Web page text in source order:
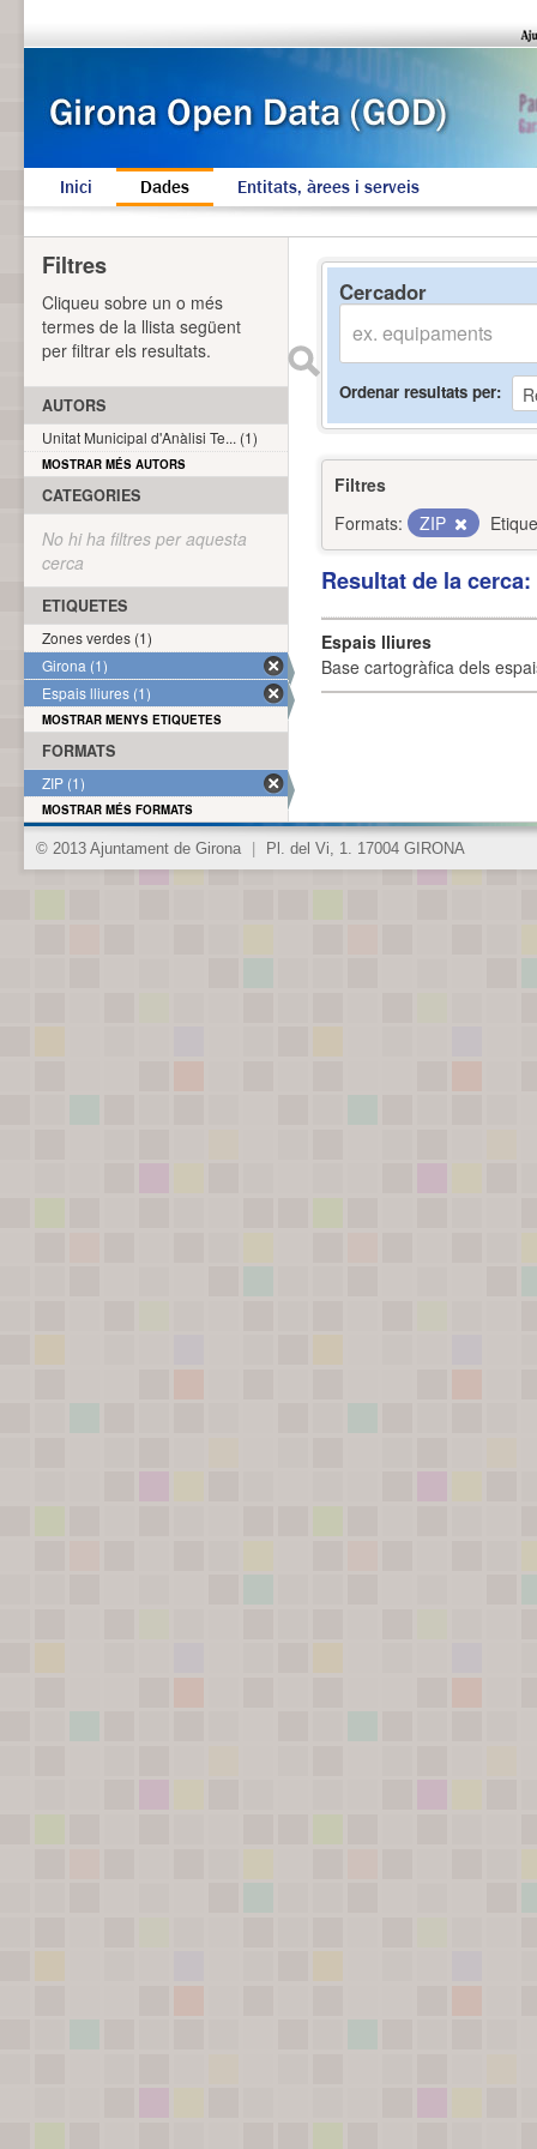
Inici Dades Entitats, àrees i serveis
Cercador
Ordenar resultats per
Filtres
Formats:
ZIP
Resultat de la
Espais lliures
Base cartogràfica dels
Filtres
Cliqueu sobre un o més
termes de la llista següent
per filtrar els resultats.
AUTORS
Unitat Municipal d'Anàlisi Te... (1)
MOSTRAR MÉS AUTORS
CATEGORIES
No hi ha filtres per aquesta
cerca
ETIQUETES
Zones verdes (1)
Girona (1)
Espais lliures (1)
MOSTRAR MENYS ETIQUETES
FORMATS
ZIP (1)
MOSTRAR MÉS FORMATS
© 2013 Ajuntament de Girona Pl. del Vi, 1. 17004 GIRONA